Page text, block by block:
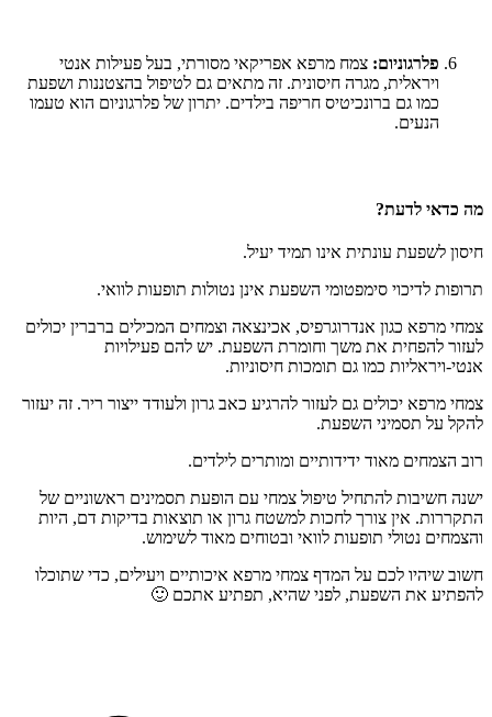
פלרגוניום: צמח מרפא אפריקאי מסורתי, בעל פעילות אנטי
ויראלית, מגרה חיסונית. זה מתאים גם לטיפול בהצטננות ושפעת
כמו גם ברונכיטיס חריפה בילדים. יתרון של פלרגוניום הוא טעמו
הנעים.
מה כדאי לדעת?
חיסון לשפעת עונתית אינו תמיד יעיל.
תרופות לדיכוי סימפטומי השפעת אינן נטולות תופעות לוואי.
צמחי מרפא כגון אנדרוגרפיס, אכינצאה וצמחים המכילים ברברין יכולים
לעזור להפחית את משך וחומרת השפעת. יש להם פעילויות
אנטי-ויראליות כמו גם תומכות חיסוניות.
צמחי מרפא יכולים גם לעזור להרגיע כאב גרון ולעודד ייצור ריר. זה יעזור
להקל על תסמיני השפעת.
רוב הצמחים מאוד ידידותיים ומותרים לילדים.
ישנה חשיבות להתחיל טיפול צמחי עם הופעת תסמינים ראשוניים של
התקררות. אין צורך לחכות למשטח גרון או תוצאות בדיקות דם, היות
והצמחים נטולי תופעות לוואי ובטוחים מאוד לשימוש.
חשוב שיהיו לכם על המדף צמחי מרפא איכותיים ויעילים, כדי שתוכלו
להפתיע את השפעת, לפני שהיא, תפתיע אתכם 🙂